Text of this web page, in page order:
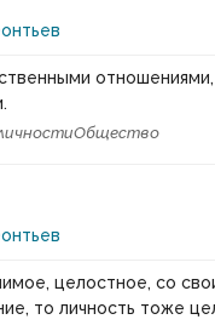
Общество
целостное, со
то личность тоже